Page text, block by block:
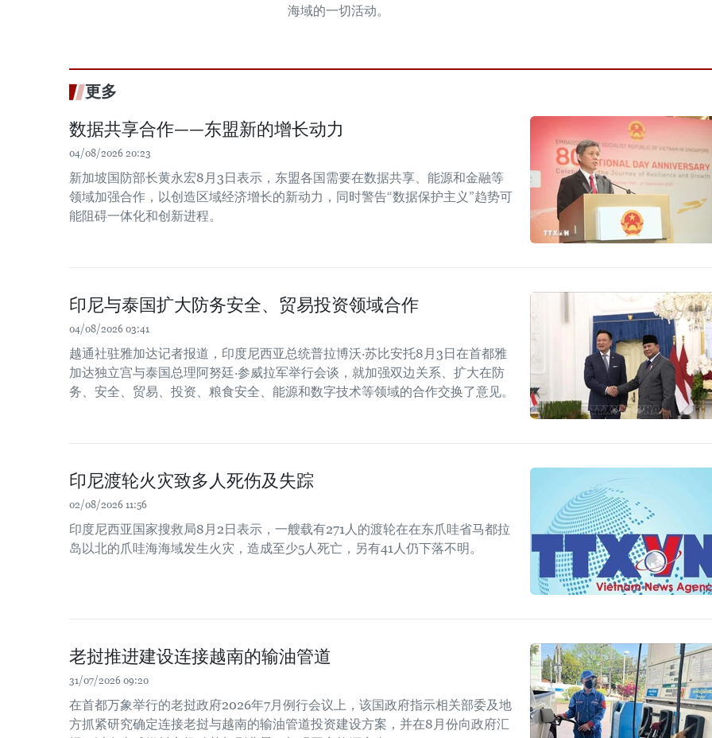
海域的一切活动。
更多
数据共享合作——东盟新的增长动力
04/08/2026 20:23
新加坡国防部长黄永宏8月3日表示，东盟各国需要在数据共享、能源和金融等
领域加强合作，以创造区域经济增长的新动力，同时警告“数据保护主义”趋势可
能阻碍一体化和创新进程。
印尼与泰国扩大防务安全、贸易投资领域合作
04/08/2026 03:41
越通社驻雅加达记者报道，印度尼西亚总统普拉博沃·苏比安托8月3日在首都雅
加达独立宫与泰国总理阿努廷·参威拉军举行会谈，就加强双边关系、扩大在防
务、安全、贸易、投资、粮食安全、能源和数字技术等领域的合作交换了意见。
印尼渡轮火灾致多人死伤及失踪
02/08/2026 11:56
印度尼西亚国家搜救局8月2日表示，一艘载有271人的渡轮在在东爪哇省马都拉
岛以北的爪哇海海域发生火灾，造成至少5人死亡，另有41人仍下落不明。
老挝推进建设连接越南的输油管道
31/07/2026 09:20
在首都万象举行的老挝政府2026年7月例行会议上，该国政府指示相关部委及地
方抓紧研究确定连接老挝与越南的输油管道投资建设方案，并在8月份向政府汇